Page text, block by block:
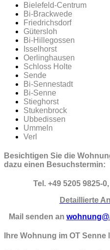
Bielefeld-Centrum
Bi-Brackwede
Friedrichsdorf
Gütersloh
Bi-Hillegossen
Isselhorst
Oerlinghausen
Schloss Holte
Sende
Bi-Sennestadt
Bi-Senne
Stieghorst
Stukenbrock
Ubbedissen
Ummeln
Verl
Besichtigen Sie die
dazu einen Besuchstermin:
Tel. +49 5205 9825-
Detaillierte
Mail senden an
Ihre Wohnung im OT